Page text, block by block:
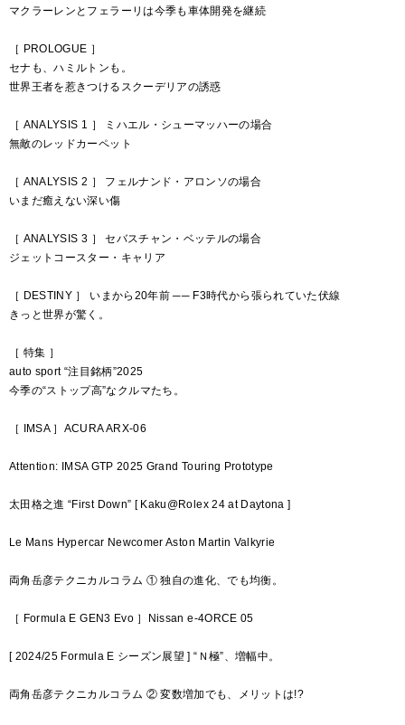
マクラーレンとフェラーリは今季も車体開発を継続
［ PROLOGUE ］
セナも、ハミルトンも。
世界王者を惹きつけるスクーデリアの誘惑
［ ANALYSIS 1 ］ ミハエル・シューマッハーの場合
無敵のレッドカーペット
［ ANALYSIS 2 ］ フェルナンド・アロンソの場合
いまだ癒えない深い傷
［ ANALYSIS 3 ］ セバスチャン・ベッテルの場合
ジェットコースター・キャリア
［ DESTINY ］ いまから20年前 ── F3時代から張られていた伏線
きっと世界が驚く。
［ 特集 ］
auto sport “注目銘柄”2025
今季の“ストップ高”なクルマたち。
［ IMSA ］ACURA ARX-06
Attention: IMSA GTP 2025 Grand Touring Prototype
太田格之進 “First Down” [ Kaku@Rolex 24 at Daytona ]
Le Mans Hypercar Newcomer Aston Martin Valkyrie
両角岳彦テクニカルコラム ① 独自の進化、でも均衡。
［ Formula E GEN3 Evo ］Nissan e-4ORCE 05
[ 2024/25 Formula E シーズン展望 ] “Ｎ極”、増幅中。
両角岳彦テクニカルコラム ② 変数増加でも、メリットは!?